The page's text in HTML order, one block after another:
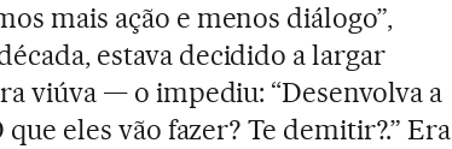
mais ação e menos diálogo”,
estava decidido a largar
viúva — o impediu: “Desenvolva a
que eles vão fazer? Te demitir?.” Era